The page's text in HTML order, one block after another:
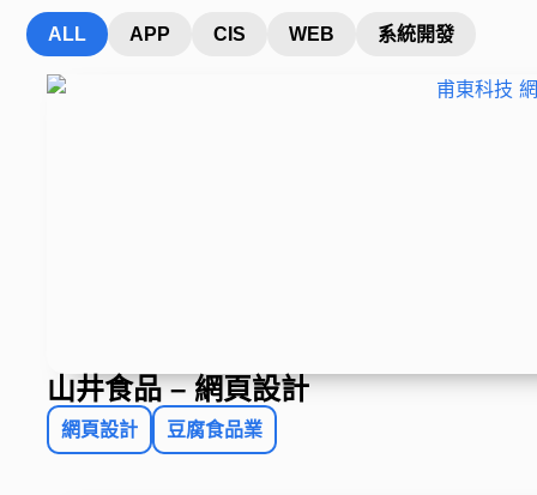
APP CIS WEB 系統開發
ALL
山井食品 – 網頁設計
網頁設計 豆腐食品業